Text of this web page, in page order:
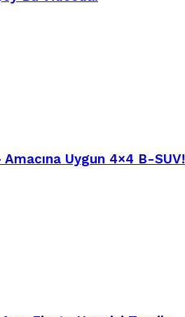
Uygun 4×4 B-SUV!